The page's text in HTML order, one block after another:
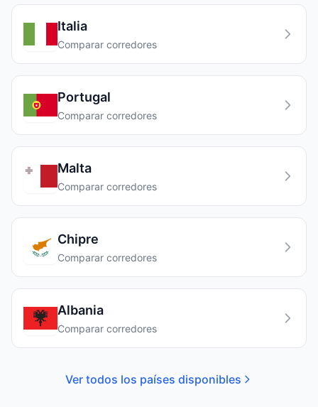
Italia
Comparar corredores
Portugal
Comparar corredores
Malta
Comparar corredores
Chipre
Comparar corredores
Albania
Comparar corredores
Ver todos los países disponibles